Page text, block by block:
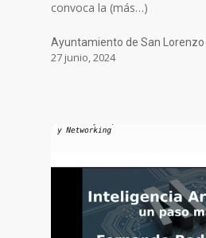
convoca la (más…)
Ayuntamiento de San Lorenzo
27 junio, 2024